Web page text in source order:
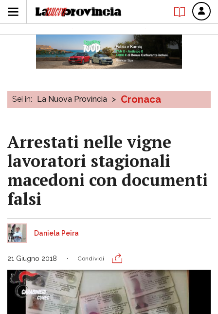
Sei in: La Nuova Provincia > Cronaca
Arrestati nelle vigne
lavoratori stagionali
macedoni con documenti
falsi
Daniela Peira
21 Giugno 2018 Condividi